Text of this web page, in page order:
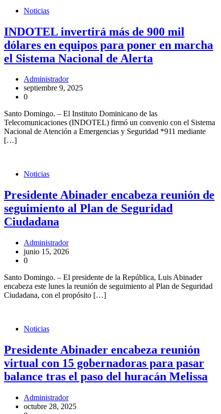
Noticias
INDOTEL invertirá más de 900 mil
dólares en equipos para poner en marcha
el Sistema Nacional de Alerta
Administrador
septiembre 9, 2025
0
Santo Domingo. – El Instituto Dominicano de las
Telecomunicaciones (INDOTEL) firmó un convenio con el Sistema
Nacional de Atención a Emergencias y Seguridad *911 mediante
[…]
Noticias
Presidente Abinader encabeza reunión de
seguimiento al Plan de Seguridad
Ciudadana
Administrador
junio 15, 2026
0
Santo Domingo. – El presidente de la República, Luis Abinader
encabeza este lunes la reunión de seguimiento al Plan de Seguridad
Ciudadana, con el propósito […]
Noticias
Presidente Abinader encabeza reunión
virtual con 15 gobernadoras para pasar
balance tras el paso del huracán Melissa
Administrador
octubre 28, 2025